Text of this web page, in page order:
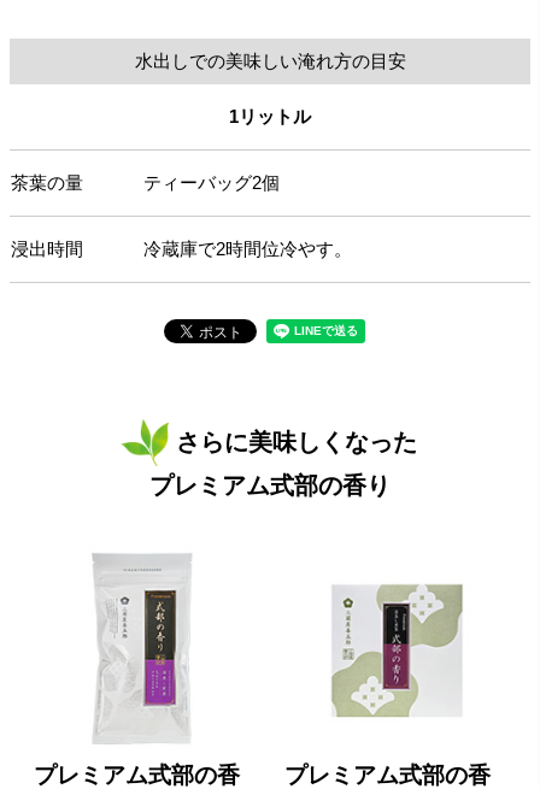
水出しでの美味しい淹れ方の目安
1リットル
茶葉の量 ティーバッグ2個
浸出時間 冷蔵庫で2時間位冷やす。
さらに美味しくなった
プレミアム式部の香り
プレミアム式部の香
プレミアム式部の香